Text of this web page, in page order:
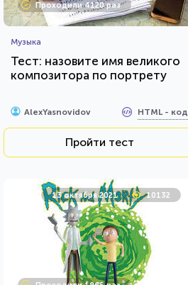
Проходили 4120 раз
Музыка
Тест: назовите имя великого
композитора по портрету
AlexYasnovidov HTML - код
Пройти тест
13 октября 2021 10132